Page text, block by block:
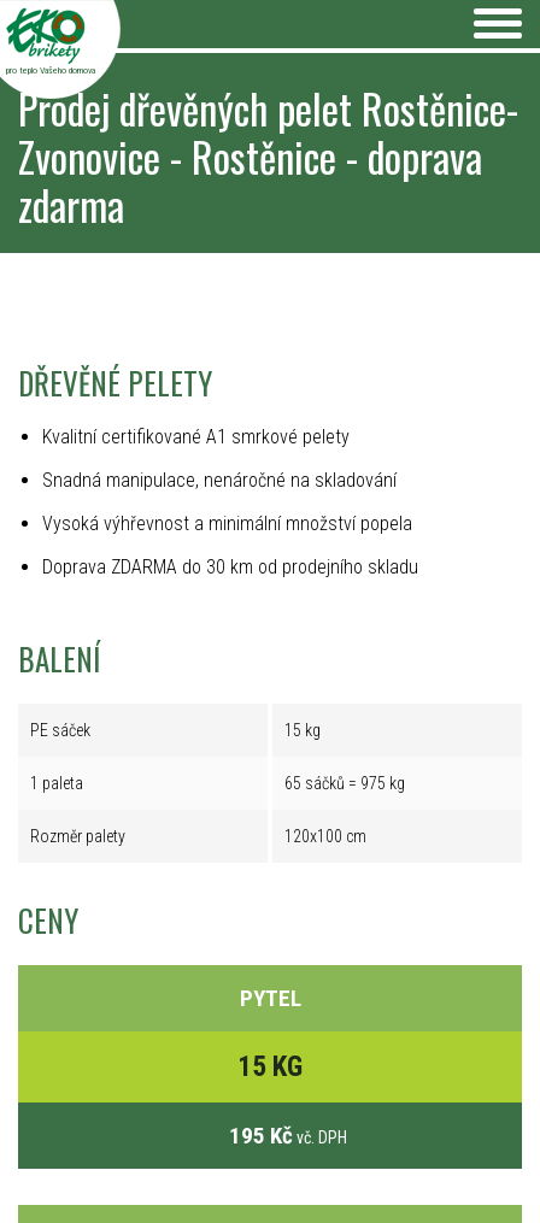
pro teplo Vašeho domova
Prodej dřevěných pelet Rostěnice-
Zvonovice - Rostěnice - doprava
zdarma
DŘEVĚNÉ PELETY
Kvalitní certifikované A1 smrkové pelety
Snadná manipulace, nenáročné na skladování
Vysoká výhřevnost a minimální množství popela
Doprava ZDARMA do 30 km od prodejního skladu
BALENÍ
PE sáček 15 kg
1 paleta 65 sáčků = 975 kg
Rozměr palety 120x100 cm
CENY
PYTEL
15 KG
195 Kč vč. DPH